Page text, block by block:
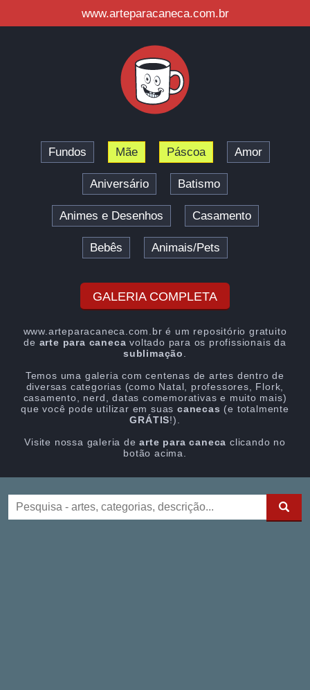
www.arteparacaneca.com.br
Fundos Mãe Páscoa Amor
Aniversário Batismo
Animes e Desenhos Casamento
Bebês Animais/Pets
GALERIA COMPLETA
www.arteparacaneca.com.br é um repositório gratuito
de arte para caneca voltado para os profissionais da
sublimação
Temos uma galeria com centenas de artes dentro de
diversas categorias (como Natal, professores, Flork,
casamento, nerd, datas comemorativas e muito mais)
que você pode utilizar em suas canecas (e totalmente
GRÁTIS!).
Visite nossa galeria dearte para caneca clicando no
botão acima.